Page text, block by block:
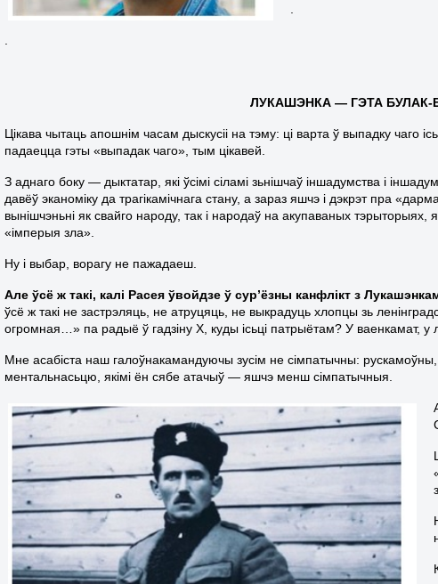
ЛУКАШЭНКА — ГЭТА БУЛАК-
Цікава чытаць апошнім часам дыскусіі на тэму: ці варта ў выпадку чаго
падаецца гэты «выпадак чаго», тым цікавей.
З аднаго боку — дыктатар, які ўсімі сіламі зьнішчаў іншадумства і
давёў эканоміку да трагікамічнага стану, а зараз яшчэ і дэкрэт пра
вынішчэньні як свайго народу, так і народаў на акупаваных тэрыторыях,
«імперыя зла».
Ну і выбар, ворагу не пажадаеш.
Але ўсё ж такі, калі Расея ўвойдзе ў сур’ёзны канфлікт з
ўсё ж такі не застрэляць, не атруцяць, не выкрадуць хлопцы зь
огромная…» па радыё ў гадзіну Х, куды ісьці патрыётам? У ваенкамат, у
Мне асабіста наш галоўнакамандуючы зусім не сімпатычны:
ментальнасьцю, якімі ён сябе атачыў — яшчэ менш сімпатычныя.